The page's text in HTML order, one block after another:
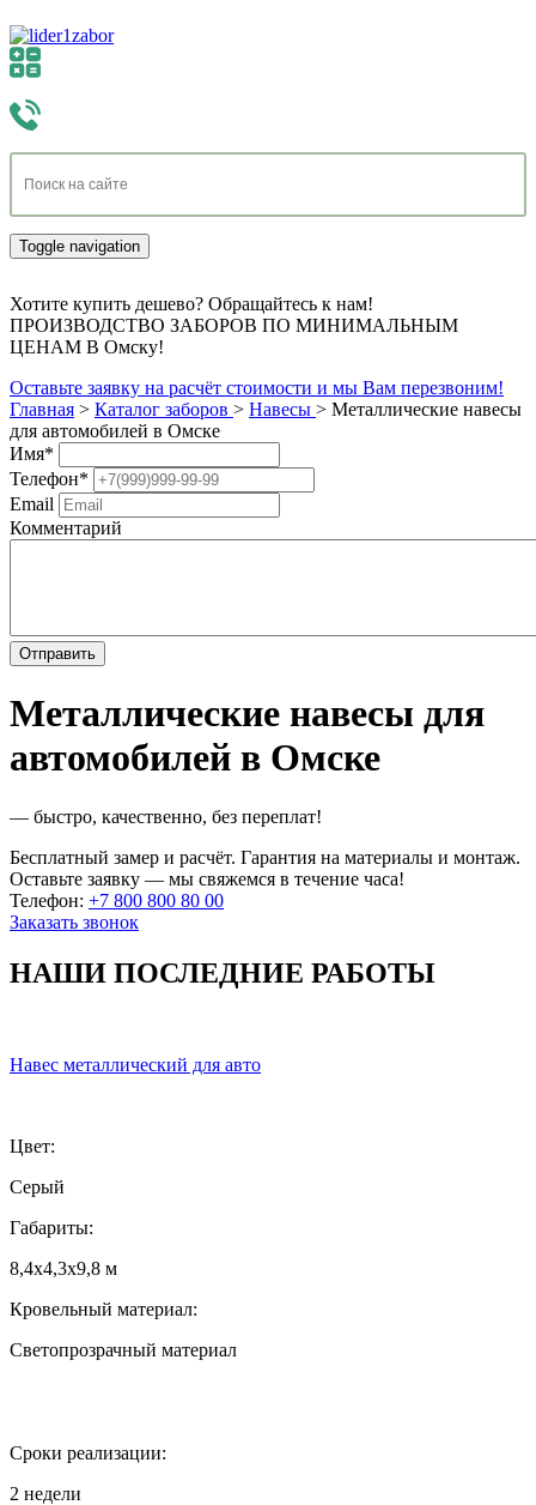
Toggle navigation
Хотите купить дешево? Обращайтесь к нам!
ПРОИЗВОДСТВО ЗАБОРОВ ПО МИНИМАЛЬНЫМ
ЦЕНАМ В Омску!
Оставьте заявку на расчёт стоимости и мы Вам перезвоним!
Главная > Каталог заборов > Навесы > Металлические навесы
для автомобилей в Омске
Имя*
Телефон*
Email
Комментарий
Металлические навесы для
автомобилей в Омске
— быстро, качественно, без переплат!
Бесплатный замер и расчёт. Гарантия на материалы и монтаж.
Оставьте заявку — мы свяжемся в течение часа!
Телефон: +7 800 800 80 00
Заказать звонок
НАШИ ПОСЛЕДНИЕ РАБОТЫ
Навес металлический для авто
Цвет:
Серый
Габариты:
8,4х4,3х9,8 м
Кровельный материал:
Светопрозрачный материал
Сроки реализации:
2 недели